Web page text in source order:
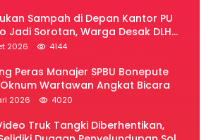
Sampah di Depan Kantor PU
Jadi Sorotan, Warga Desak DLH
Bertindak
2026 4144
Peras Manajer SPBU Bonepute
Oknum Wartawan Angkat Bicara
2026 4020
Truk Tangki Diberhentikan,